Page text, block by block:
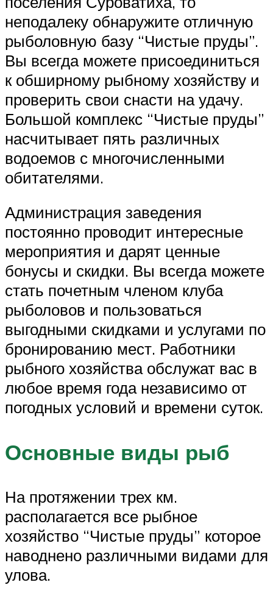
неподалеку обнаружите отличную
рыболовную базу “Чистые пруды”.
Вы всегда можете присоединиться
к обширному рыбному хозяйству и
проверить свои снасти на удачу.
Большой комплекс “Чистые пруды”
насчитывает пять различных
водоемов с многочисленными
обитателями.
Администрация заведения
постоянно проводит интересные
мероприятия и дарят ценные
бонусы и скидки. Вы всегда можете
стать почетным членом клуба
рыболовов и пользоваться
выгодными скидками и услугами по
бронированию мест. Работники
рыбного хозяйства обслужат вас в
любое время года независимо от
погодных условий и времени суток.
Основные виды рыб
На протяжении трех км.
располагается все рыбное
хозяйство “Чистые пруды” которое
наводнено различными видами для
улова.